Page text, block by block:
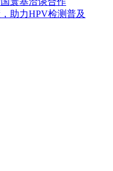
助力HPV检测普及